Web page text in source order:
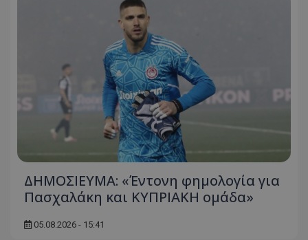
ΔΗΜΟΣΙΕΥΜΑ: «Έντονη φημολογία για
Πασχαλάκη και ΚΥΠΡΙΑΚΗ ομάδα»
05.08.2026 - 15:41